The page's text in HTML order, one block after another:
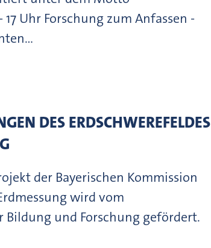
Uhr Forschung zum Anfassen -
DES ERDSCHWEREFELDES
der Bayerischen Kommission
wird vom
und Forschung gefördert.